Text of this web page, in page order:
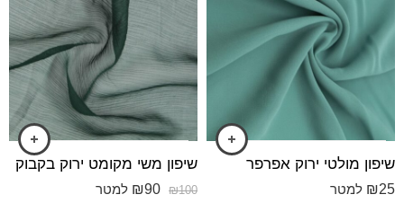
שיפון מולטי ירוק אפרפר
₪25 למטר
שיפון משי מקומט ירוק בקבוק
₪100
₪90 למטר